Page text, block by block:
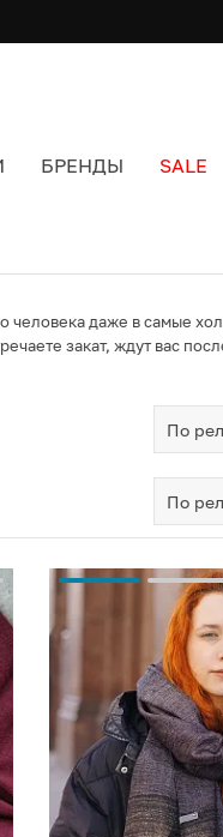
БРЕНДЫ SALE
человека даже в самые
закат, ждут вас